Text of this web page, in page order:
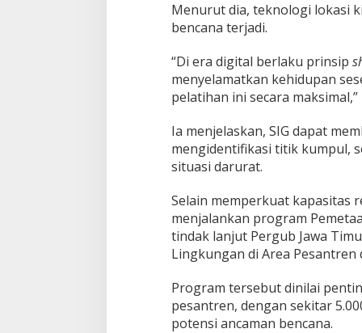
Menurut dia, teknologi lokasi
bencana terjadi.
“Di era digital berlaku prinsip
menyelamatkan kehidupan
pelatihan ini secara
Ia menjelaskan, SIG dapat
mengidentifikasi titik kumpul,
situasi darurat.
Selain memperkuat kapasitas
menjalankan program
tindak lanjut Pergub Jawa
Lingkungan di Area Pesantren
Program tersebut dinilai
pesantren, dengan sekitar
potensi ancaman bencana.